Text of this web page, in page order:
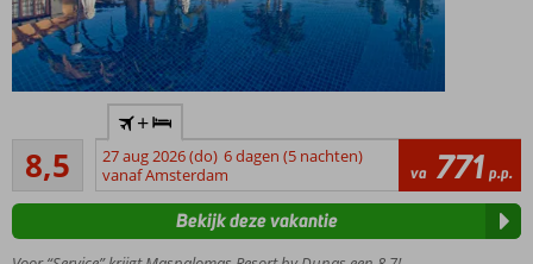
kwaliteitsresort
met goede All
Inclusive
formule
8,5
Aanrader
1373
beoordelingen
+
27 aug 2026 (do) 6 dagen (5 nachten)
vanaf Amsterdam
va 771 p.p.
Bekijk deze vakantie